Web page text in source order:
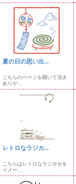
夏の日の思い出...
こちらのページを開いて頂き
ありが...
レトロなラジカ...
こちらはレトロなラジカセを
イメー...